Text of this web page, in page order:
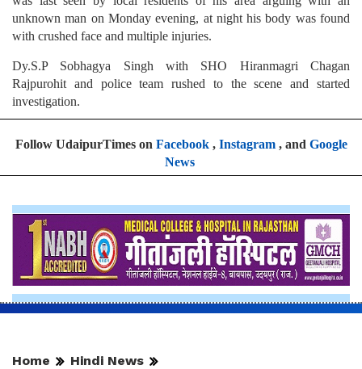
unknown man on Monday evening, at night his body was found
with crushed face and multiple injuries.
Dy.S.P Sobhagya Singh with SHO Hiranmagri Chagan
Rajpurohit and police team rushed to the scene and started
investigation.
Follow UdaipurTimes on Facebook, Instagram, and Google
News
Home Hindi News